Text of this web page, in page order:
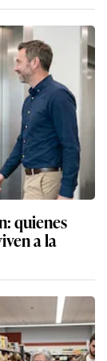
quienes
a la